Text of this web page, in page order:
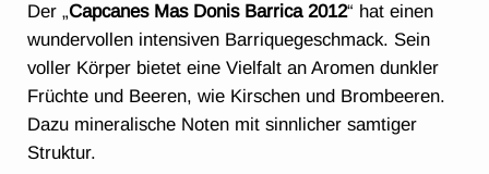
Der „Capcanes Mas Donis Barrica 2012“ hat einen
wundervollen intensiven Barriquegeschmack. Sein
voller Körper bietet eine Vielfalt an Aromen dunkler
Früchte und Beeren, wie Kirschen und Brombeeren.
Dazu mineralische Noten mit sinnlicher samtiger
Struktur.